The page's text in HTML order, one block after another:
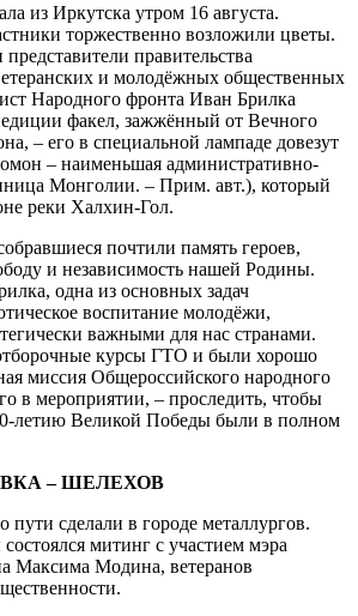
из Иркутска утром 16 августа.
торжественно возложили цветы.
правительства
и молодёжных общественных
Народного фронта Иван Брилка
факел, зажжённый от Вечного
– его в специальной лампаде довезут
– наименьшая административно-
Монголии. – Прим. авт.), который
реки Халхин-Гол.
почтили память героев,
и независимость нашей Родины.
одна из основных задач
воспитание молодёжи,
важными для нас странами.
курсы ГТО и были хорошо
миссия Общероссийского народного
в мероприятии, – проследить, чтобы
летию Великой Победы были в полном
– ШЕЛЕХОВ
пути сделали в городе металлургов.
митинг с участием мэра
Максима Модина, ветеранов